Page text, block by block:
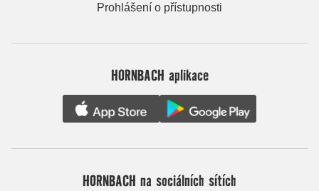
Prohlášení o přístupnosti
HORNBACH aplikace
HORNBACH na sociálních sítích